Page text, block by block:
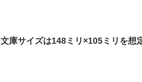
文庫サイズは148ミリ×105ミリを想